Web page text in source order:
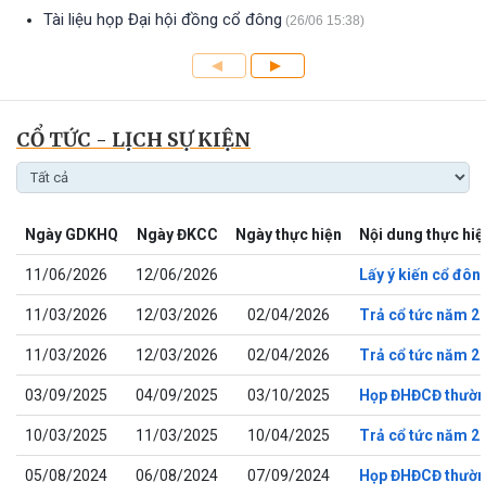
Tài liệu họp Đại hội đồng cổ đông (26/06 15:38)
CỔ TỨC - LỊCH SỰ KIỆN
Ngày GDKHQ Ngày ĐKCC Ngày thực hiện Nội dung thực
11/06/2026 12/06/2026 Lấy ý kiến cổ
11/03/2026 12/03/2026 02/04/2026 Trả cổ tức năm
11/03/2026 12/03/2026 02/04/2026 Trả cổ tức năm
03/09/2025 04/09/2025 03/10/2025 Họp ĐHĐCĐ
10/03/2025 11/03/2025 10/04/2025 Trả cổ tức năm
05/08/2024 06/08/2024 07/09/2024 Họp ĐHĐCĐ